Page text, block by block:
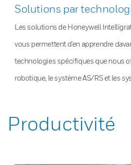
Solutions par
Les solutions de Honeywell
vous permettent d’en apprendre
technologies spécifiques que nous
robotique, le système AS/RS et les
Productivité